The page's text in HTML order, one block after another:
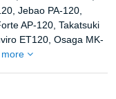
Jebao PA-120,
AP-120, Takatsuki
ET120, Osaga MK-